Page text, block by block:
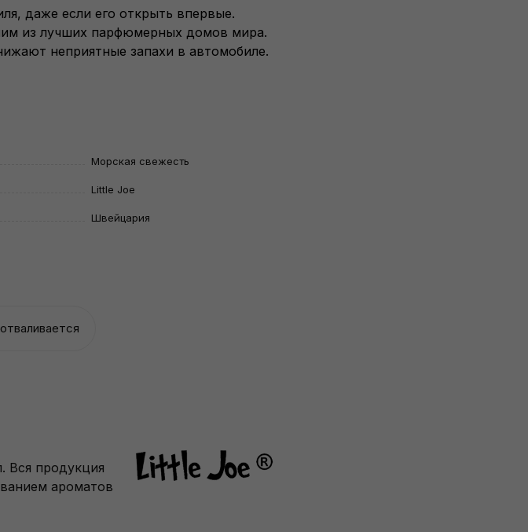
даже если его открыть впервые.
из лучших парфюмерных домов мира.
неприятные запахи в автомобиле.
Морская свежесть
Little Joe
Швейцария
Вся продукция
ароматов